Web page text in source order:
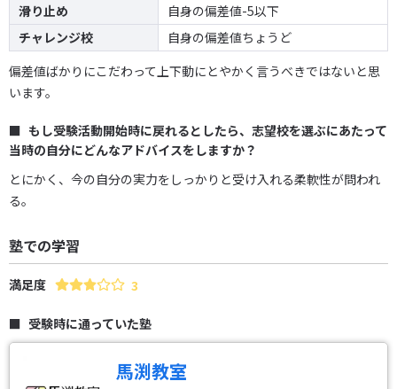
滑り止め
自身の偏差値-5以下
チャレンジ校
自身の偏差値ちょうど
偏差値ばかりにこだわって上下動にとやかく言うべきではないと思
います。
もし受験活動開始時に戻れるとしたら、志望校を選ぶにあたって
当時の自分にどんなアドバイスをしますか？
とにかく、今の自分の実力をしっかりと受け入れる柔軟性が問われ
る。
塾での学習
満足度 3
受験時に通っていた塾
馬渕教室